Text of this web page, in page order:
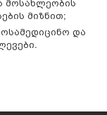
მიზნით;
და